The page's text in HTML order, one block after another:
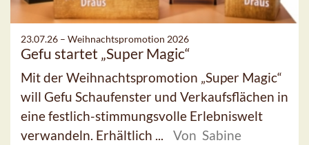
23.07.26 – Weihnachtspromotion 2026
Gefu startet „Super Magic“
Mit der Weihnachtspromotion „Super Magic“
will Gefu Schaufenster und Verkaufsflächen in
eine festlich-stimmungsvolle Erlebniswelt
verwandeln. Erhältlich ...
Von Sabine